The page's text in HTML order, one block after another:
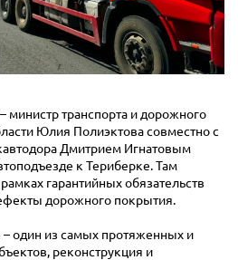
министр транспорта и дорожного
Юлия Полиэктова совместно с
Дмитрием Игнатовым
к Териберке. Там
гарантийных обязательств
дорожного покрытия.
один из самых протяженных и
реконструкция и